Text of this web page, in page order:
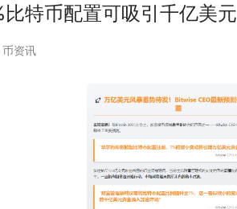
特币配置可吸引千亿美元
币资讯